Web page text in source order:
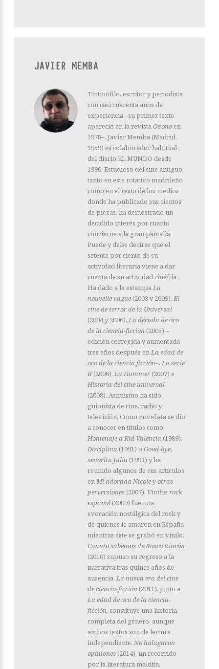
JAVIER MEMBA
Tintinófilo, escritor y periodista
con casi cuarenta años de
experiencia –su primer texto
apareció en la revistaOzono en
1978–, Javier Memba (Madrid,
1959) es colaborador habitual
del diario EL MUNDO desde
1990. Estudioso del cine antiguo,
tanto en este rotativo madrileño
como en el resto de los medios
donde ha publicado sus cientos
de piezas, ha demostrado un
decidido interés por cuanto
concierne a la gran pantalla.
Puede y debe decirse que el
setenta por ciento de su
actividad literaria viene a dar
cuenta de su actividad cinéfila.
Ha dado a la estampaLa
nouvelle vague (2003 y 2009), El
cine de terror de la Universal
(2004 y 2006), La década de oro
de la ciencia-ficción (2005) –
edición corregida y aumentada
tres años después enLa edad de
oro de la ciencia ficción–, La serie
B (2006), La Hammer (2007) e
Historia del cine universal
(2008). Asimismo ha sido
guionista de cine, radio y
televisión. Como novelista se dio
a conocer en títulos como
Homenaje a Kid Valencia (1989),
Disciplina (1991) o Good-bye,
señorita Julia (1993) y ha
reunido algunos de sus artículos
enMi adorada Nicole y otras
perversiones (2007). Vinilos rock
español (2009) fue una
evocación nostálgica del rock y
de quienes le amaron en España
mientras éste se grabó en vinilo.
Cuanto sabemos de Bosco Rincón
(2010) supuso su regreso a la
narrativa tras quince años de
ausencia. La nueva era del cine
de ciencia-ficción (2011), junto a
La edad de oro de la ciencia-
ficción, constituye una historia
completa del género, aunque
ambos textos son de lectura
independiente. No halagaron
opiniones (2014), un recorrido
por la literatura maldita,